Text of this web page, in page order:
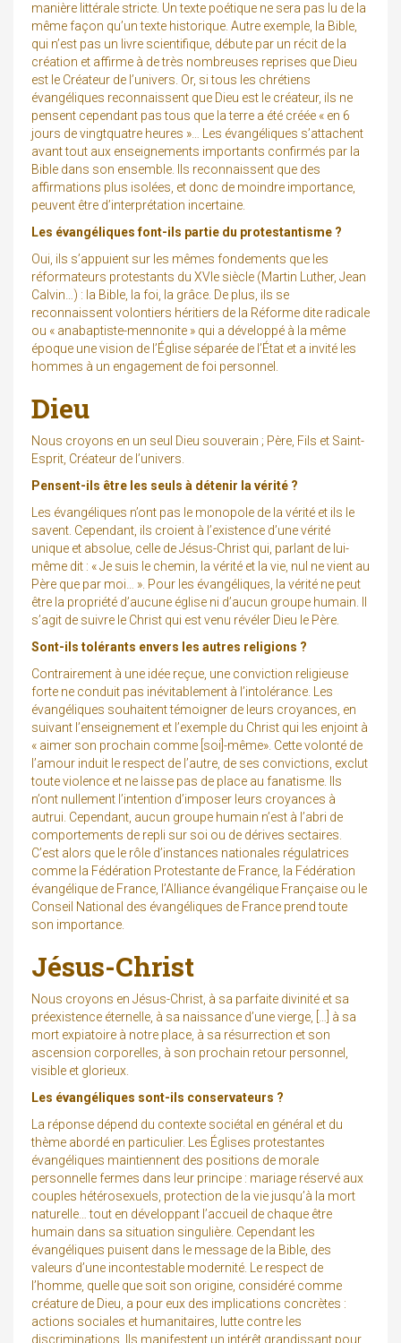
manière littérale stricte. Un texte poétique ne sera pas lu de la
même façon qu’un texte historique. Autre exemple, la Bible,
qui n’est pas un livre scientifique, débute par un récit de la
création et affirme à de très nombreuses reprises que Dieu
est le Créateur de l’univers. Or, si tous les chrétiens
évangéliques reconnaissent que Dieu est le créateur, ils ne
pensent cependant pas tous que la terre a été créée « en 6
jours de vingtquatre heures »… Les évangéliques s’attachent
avant tout aux enseignements importants confirmés par la
Bible dans son ensemble. Ils reconnaissent que des
affirmations plus isolées, et donc de moindre importance,
peuvent être d’interprétation incertaine.
Les évangéliques font-ils partie du protestantisme ?
Oui, ils s’appuient sur les mêmes fondements que les
réformateurs protestants du XVIe siècle (Martin Luther, Jean
Calvin…) : la Bible, la foi, la grâce. De plus, ils se
reconnaissent volontiers héritiers de la Réforme dite radicale
ou « anabaptiste-mennonite » qui a développé à la même
époque une vision de l’Église séparée de l’État et a invité les
hommes à un engagement de foi personnel.
Dieu
Nous croyons en un seul Dieu souverain ; Père, Fils et Saint-
Esprit, Créateur de l’univers.
Pensent-ils être les seuls à détenir la vérité ?
Les évangéliques n’ont pas le monopole de la vérité et ils le
savent. Cependant, ils croient à l’existence d’une vérité
unique et absolue, celle de Jésus-Christ qui, parlant de lui-
même dit : « Je suis le chemin, la vérité et la vie, nul ne vient au
Père que par moi… ». Pour les évangéliques, la vérité ne peut
être la propriété d’aucune église ni d’aucun groupe humain. Il
s’agit de suivre le Christ qui est venu révéler Dieu le Père.
Sont-ils tolérants envers les autres religions ?
Contrairement à une idée reçue, une conviction religieuse
forte ne conduit pas inévitablement à l’intolérance. Les
évangéliques souhaitent témoigner de leurs croyances, en
suivant l’enseignement et l’exemple du Christ qui les enjoint à
« aimer son prochain comme [soi]-même». Cette volonté de
l’amour induit le respect de l’autre, de ses convictions, exclut
toute violence et ne laisse pas de place au fanatisme. Ils
n’ont nullement l’intention d’imposer leurs croyances à
autrui. Cependant, aucun groupe humain n’est à l’abri de
comportements de repli sur soi ou de dérives sectaires.
C’est alors que le rôle d’instances nationales régulatrices
comme la Fédération Protestante de France, la Fédération
évangélique de France, l’Alliance évangélique Française ou le
Conseil National des évangéliques de France prend toute
son importance.
Jésus-Christ
Nous croyons en Jésus-Christ, à sa parfaite divinité et sa
préexistence éternelle, à sa naissance d’une vierge, […] à sa
mort expiatoire à notre place, à sa résurrection et son
ascension corporelles, à son prochain retour personnel,
visible et glorieux.
Les évangéliques sont-ils conservateurs ?
La réponse dépend du contexte sociétal en général et du
thème abordé en particulier. Les Églises protestantes
évangéliques maintiennent des positions de morale
personnelle fermes dans leur principe : mariage réservé aux
couples hétérosexuels, protection de la vie jusqu’à la mort
naturelle… tout en développant l’accueil de chaque être
humain dans sa situation singulière. Cependant les
évangéliques puisent dans le message de la Bible, des
valeurs d’une incontestable modernité. Le respect de
l’homme, quelle que soit son origine, considéré comme
créature de Dieu, a pour eux des implications concrètes :
actions sociales et humanitaires, lutte contre les
discriminations. Ils manifestent un intérêt grandissant pour